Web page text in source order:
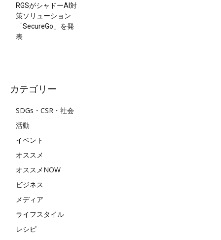
RGSがシャドーAI対
策ソリューション
「SecureGo」を発
表
カテゴリー
SDGs・CSR・社会
活動
イベント
オススメ
オススメNOW
ビジネス
メディア
ライフスタイル
レシピ